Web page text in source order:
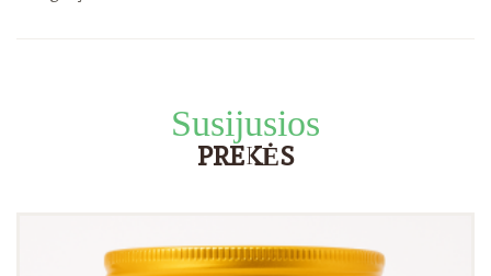
Susijusios
PREKĖS